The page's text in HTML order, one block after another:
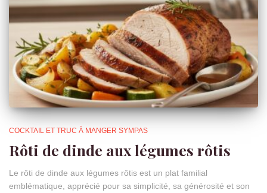
COCKTAIL ET TRUC À MANGER SYMPAS
Rôti de dinde aux légumes rôtis
Le rôti de dinde aux légumes rôtis est un plat familial
emblématique, apprécié pour sa simplicité, sa générosité et son